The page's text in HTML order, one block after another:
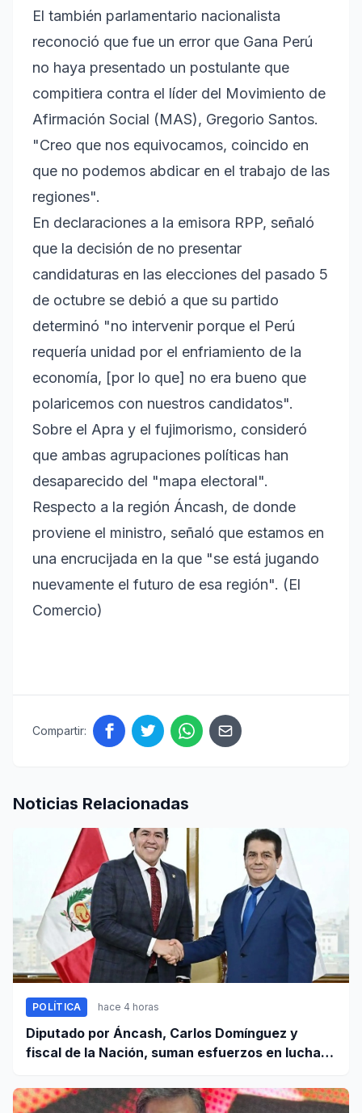
El también parlamentario nacionalista
reconoció que fue un error que Gana Perú
no haya presentado un postulante que
compitiera contra el líder del Movimiento de
Afirmación Social (MAS), Gregorio Santos.
"Creo que nos equivocamos, coincido en
que no podemos abdicar en el trabajo de las
regiones".
En declaraciones a la emisora RPP, señaló
que la decisión de no presentar
candidaturas en las elecciones del pasado 5
de octubre se debió a que su partido
determinó "no intervenir porque el Perú
requería unidad por el enfriamiento de la
economía, [por lo que] no era bueno que
polaricemos con nuestros candidatos".
Sobre el Apra y el fujimorismo, consideró
que ambas agrupaciones políticas han
desaparecido del "mapa electoral".
Respecto a la región Áncash, de donde
proviene el ministro, señaló que estamos en
una encrucijada en la que "se está jugando
nuevamente el futuro de esa región". (El
Comercio)
Compartir:
Noticias Relacionadas
POLÍTICA hace 4 horas
Diputado por Áncash, Carlos Domínguez y
fiscal de la Nación, suman esfuerzos en lucha